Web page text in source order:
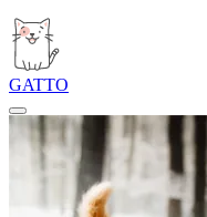
GATTO